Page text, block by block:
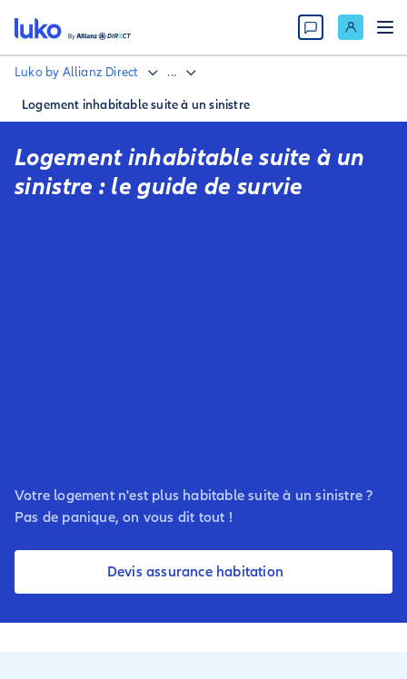
Luko by Allianz Direct ...
Logement inhabitable suite à un sinistre
Logement inhabitable suite à un
sinistre : le guide de survie
Votre logement n'est plus habitable suite à un sinistre ?
Pas de panique, on vous dit tout !
Devis assurance habitation